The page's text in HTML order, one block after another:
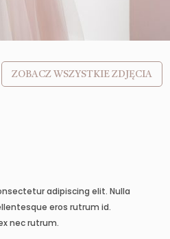
ZOBACZ WSZYSTKIE ZDJĘCIA
adipiscing elit. Nulla
eros rutrum id.
nec rutrum.